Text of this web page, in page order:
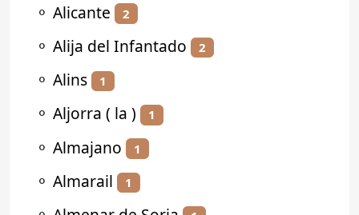
⚬ Alicante 2
⚬ Alija del Infantado 2
⚬ Alins 1
⚬ Aljorra ( la ) 1
⚬ Almajano 1
⚬ Almarail 1